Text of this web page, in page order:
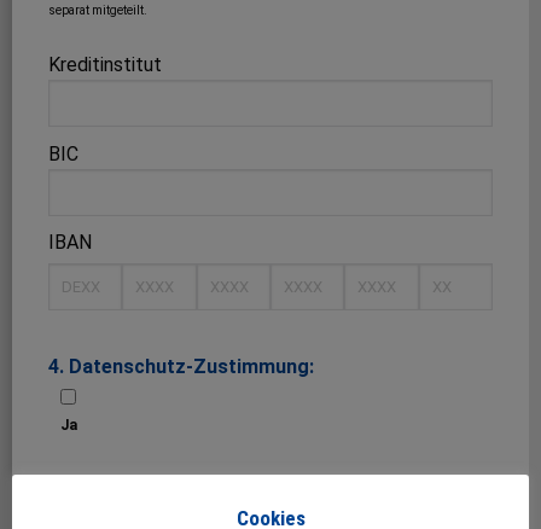
separat mitgeteilt.
Kreditinstitut
BIC
IBAN
4. Datenschutz-Zustimmung:
Ja
zu, dass Sie mir auch künftig bis auf Widerruf finanzbezogene
Cookies